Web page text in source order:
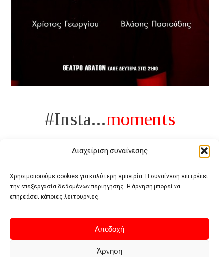
Διαχείριση συναίνεσης
Χρησιμοποιούμε cookies για καλύτερη εμπειρία. Η συναίνεση επιτρέπει
την επεξεργασία δεδομένων περιήγησης. Η άρνηση μπορεί να
επηρεάσει κάποιες λειτουργίες.
Αποδοχή
Άρνηση
#Insta...moments
Πολυτέλεια δεν είναι το αντίθετο της ανέχειας, είναι το αντίθετο της